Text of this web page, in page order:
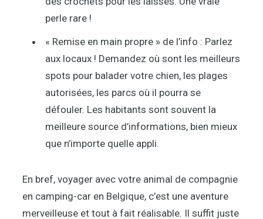
perle rare !
« Remise en main propre » de l’info : Parlez
aux locaux ! Demandez où sont les meilleurs
spots pour balader votre chien, les plages
autorisées, les parcs où il pourra se
défouler. Les habitants sont souvent la
meilleure source d’informations, bien mieux
que n’importe quelle appli.
En bref, voyager avec votre animal de compagnie
en camping-car en Belgique, c’est une aventure
merveilleuse et tout à fait réalisable. Il suffit juste